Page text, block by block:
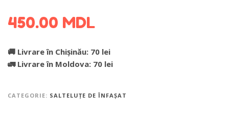
450.00 MDL
🚚 Livrare în Chișinău: 70 lei
🚛 Livrare în Moldova: 70 lei
CATEGORIE: SALTELUȚE DE ÎNFAȘAT